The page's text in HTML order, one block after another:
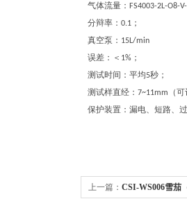
气体流量： FS4003-2L-O8-
分辩率： 0.1 ；
真空泵： 15L/min
误差：＜ 1% ；
测试时间：平均5秒；
测试样直经： 7~11mm
（
保护装置：漏电、短路、
上一篇： CSI-WS006雪茄